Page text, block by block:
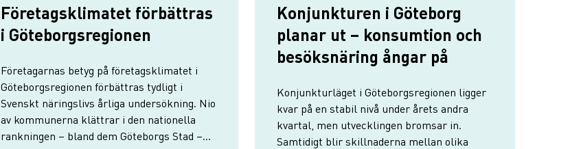
Företagsklimatet förbättras
i Göteborgsregionen
Företagarnas betyg på företagsklimatet i
Göteborgsregionen förbättras tydligt i
Svenskt näringslivs årliga undersökning. Nio
av kommunerna klättrar i den nationella
rankningen – bland dem Göteborgs Stad –
Konjunkturen i Göteborg
planar ut – konsumtion och
besöksnäring ångar på
Konjunkturläget i Göteborgsregionen ligger
kvar på en stabil nivå under årets andra
kvartal, men utvecklingen bromsar in.
Samtidigt blir skillnaderna mellan olika